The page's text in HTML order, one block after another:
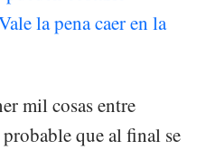
la pena caer en la
mil cosas entre
que al final se